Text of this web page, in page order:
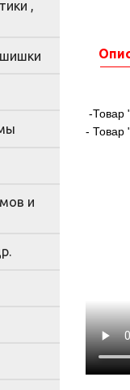
-Товар
- Товар
,
и